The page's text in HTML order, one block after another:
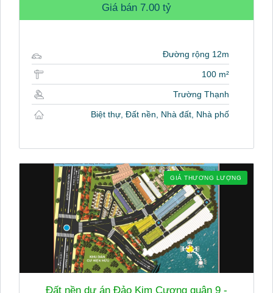
Giá bán 7.00 tỷ
Đường rộng 12m
100 m²
Trường Thạnh
Biệt thự, Đất nền, Nhà đất, Nhà phố
GIÁ THƯƠNG LƯỢNG
Đất nền dự án Đảo Kim Cương quận 9 -